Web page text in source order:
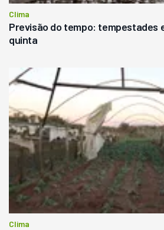
Clima
Previsão do tempo: tempestades
quinta
Clima